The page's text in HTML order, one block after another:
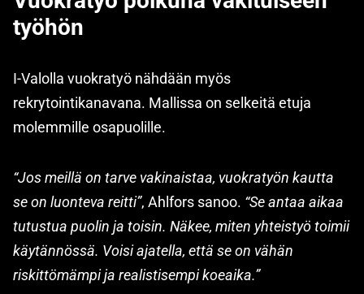
työhön
I-Valolla vuokratyö nähdään myös
rekrytointikanavana. Mallissa on selkeitä etuja
molemmille osapuolille.
“Jos meillä on tarve vakinaistaa, vuokratyön kautta
se on luonteva reitti”, Ahlfors sanoo. “Se antaa aikaa
tutustua puolin ja toisin. Näkee, miten yhteistyö toimii
käytännössä. Voisi ajatella, että se on vähän
riskittömämpi ja realistisempi koeaika.”